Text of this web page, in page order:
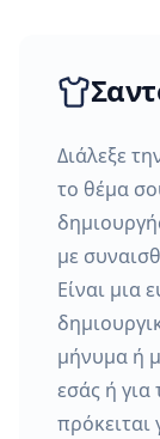
Διάλεξε
το θέμα
με
Είναι μια
μήνυμα ή
εσάς ή
πρόκειται